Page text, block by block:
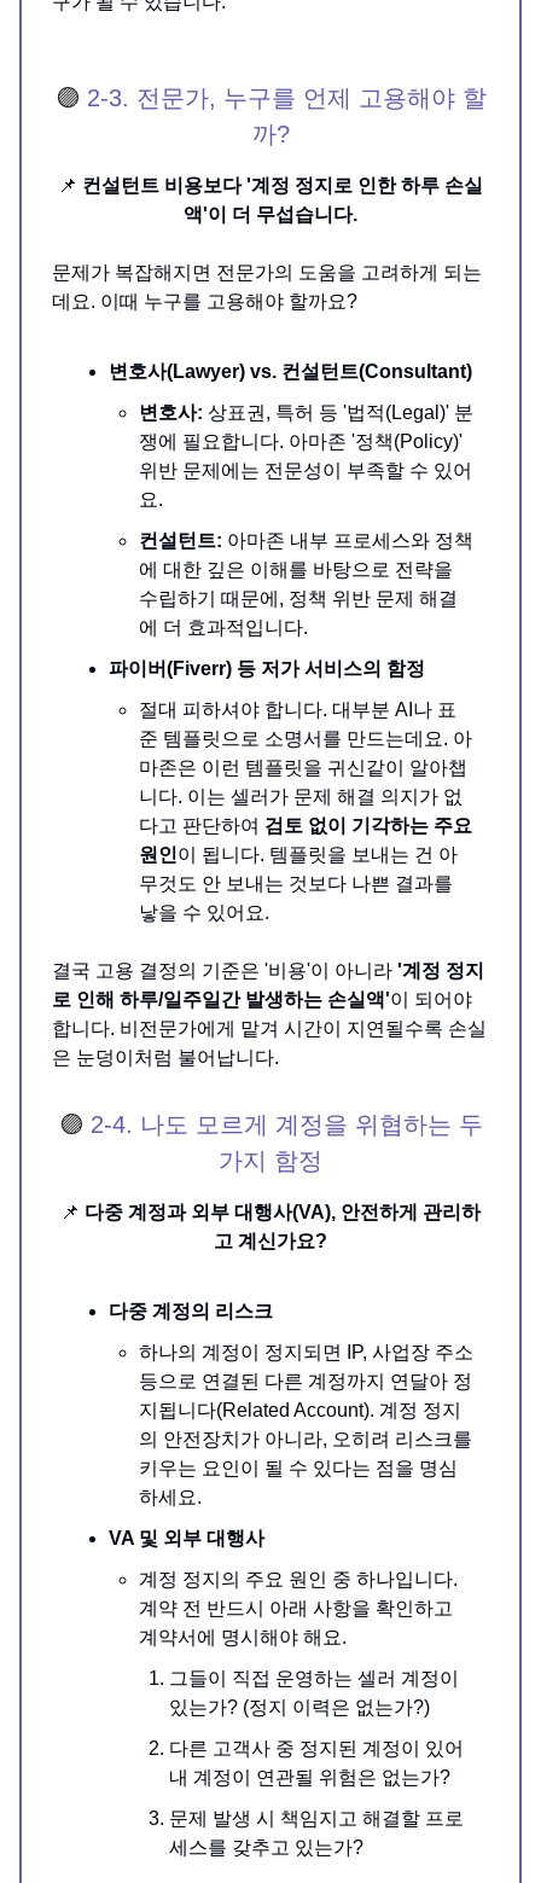
🟣 2-3. 전문가, 누구를 언제 고용해야 할
까?
📌 컨설턴트 비용보다 '계정 정지로 인한 하루 손실
액'이 더 무섭습니다.
문제가 복잡해지면 전문가의 도움을 고려하게 되는
데요. 이때 누구를 고용해야 할까요?
변호사(Lawyer) vs. 컨설턴트(Consultant)
변호사: 상표권, 특허 등 '법적(Legal)' 분
쟁에 필요합니다. 아마존 '정책(Policy)'
위반 문제에는 전문성이 부족할 수 있어
요.
컨설턴트: 아마존 내부 프로세스와 정책
에 대한 깊은 이해를 바탕으로 전략을
수립하기 때문에, 정책 위반 문제 해결
에 더 효과적입니다.
파이버(Fiverr) 등 저가 서비스의 함정
절대 피하셔야 합니다. 대부분 AI나 표
준 템플릿으로 소명서를 만드는데요. 아
마존은 이런 템플릿을 귀신같이 알아챕
니다. 이는 셀러가 문제 해결 의지가 없
다고 판단하여 검토 없이 기각하는 주요
원인이 됩니다. 템플릿을 보내는 건 아
무것도 안 보내는 것보다 나쁜 결과를
낳을 수 있어요.
결국 고용 결정의 기준은 '비용'이 아니라 '계정 정지
로 인해 하루/일주일간 발생하는 손실액'이 되어야
합니다. 비전문가에게 맡겨 시간이 지연될수록 손실
은 눈덩이처럼 불어납니다.
🟣 2-4. 나도 모르게 계정을 위협하는 두
가지 함정
📌 다중 계정과 외부 대행사(VA), 안전하게 관리하
고 계신가요?
다중 계정의 리스크
하나의 계정이 정지되면 IP, 사업장 주소
등으로 연결된 다른 계정까지 연달아 정
지됩니다(Related Account). 계정 정지
의 안전장치가 아니라, 오히려 리스크를
키우는 요인이 될 수 있다는 점을 명심
하세요.
VA 및 외부 대행사
계정 정지의 주요 원인 중 하나입니다.
계약 전 반드시 아래 사항을 확인하고
계약서에 명시해야 해요.
그들이 직접 운영하는 셀러 계정이
있는가? (정지 이력은 없는가?)
다른 고객사 중 정지된 계정이 있어
내 계정이 연관될 위험은 없는가?
문제 발생 시 책임지고 해결할 프로
세스를 갖추고 있는가?